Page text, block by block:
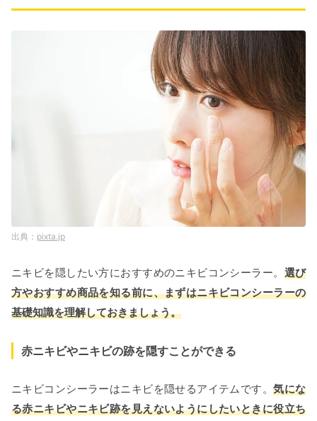
pixta.jp
ニキビを隠したい方におすすめのニキビコンシーラー。 選び
方やおすすめ商品を知る前に、まずはニキビコンシーラーの
基礎知識を理解しておきましょう。
赤ニキビやニキビの跡を隠すことができる
ニキビコンシーラーはニキビを隠せるアイテムです。気にな
る赤ニキビやニキビ跡を見えないようにしたいときに役立ち